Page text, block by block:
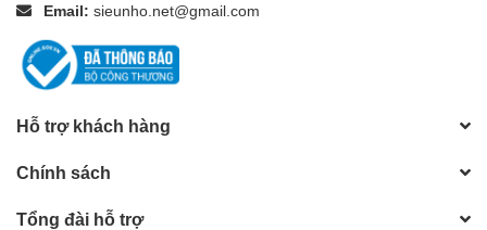
Email: sieunho.net@gmail.com
Hỗ trợ khách hàng
Chính sách
Tổng đài hỗ trợ